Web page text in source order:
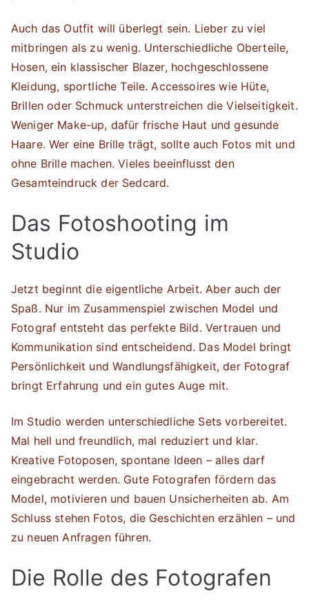
Auch das Outfit will überlegt sein. Lieber zu viel
mitbringen als zu wenig. Unterschiedliche Oberteile,
Hosen, ein klassischer Blazer, hochgeschlossene
Kleidung, sportliche Teile. Accessoires wie Hüte,
Brillen oder Schmuck unterstreichen die Vielseitigkeit.
Weniger Make-up, dafür frische Haut und gesunde
Haare. Wer eine Brille trägt, sollte auch Fotos mit und
ohne Brille machen. Vieles beeinflusst den
Gesamteindruck der Sedcard.
Das Fotoshooting im
Studio
Jetzt beginnt die eigentliche Arbeit. Aber auch der
Spaß. Nur im Zusammenspiel zwischen Model und
Fotograf entsteht das perfekte Bild. Vertrauen und
Kommunikation sind entscheidend. Das Model bringt
Persönlichkeit und Wandlungsfähigkeit, der Fotograf
bringt Erfahrung und ein gutes Auge mit.
Im Studio werden unterschiedliche Sets vorbereitet.
Mal hell und freundlich, mal reduziert und klar.
Kreative Fotoposen, spontane Ideen – alles darf
eingebracht werden. Gute Fotografen fördern das
Model, motivieren und bauen Unsicherheiten ab. Am
Schluss stehen Fotos, die Geschichten erzählen – und
zu neuen Anfragen führen.
Die Rolle des Fotografen